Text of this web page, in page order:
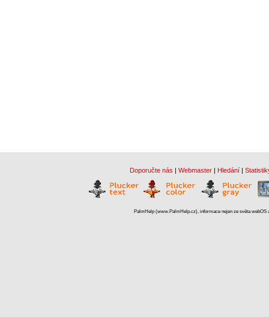
Doporučte nás | Webmaster | Hledání |
PalmHelp (www.PalmHelp.cz), informace nejen ze světa